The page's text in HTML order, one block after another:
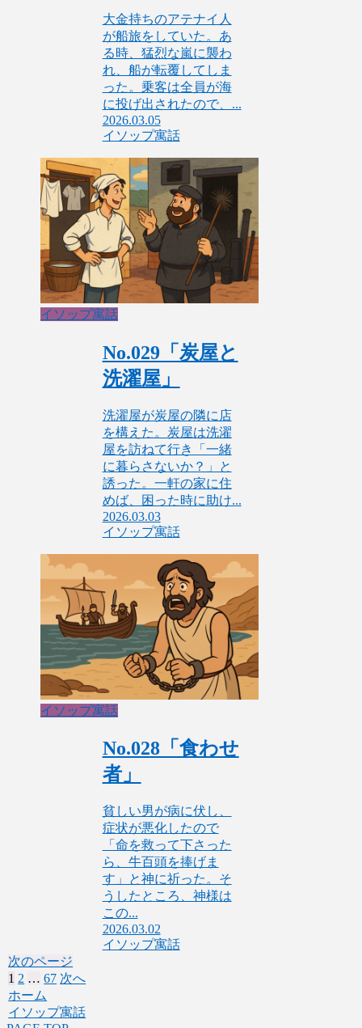
大金持ちのアテナイ人
が船旅をしていた。あ
る時、猛烈な嵐に襲わ
れ、船が転覆してしま
った。乗客は全員が海
に投げ出されたので、...
2026.03.05
イソップ寓話
イソップ寓話
No.029「炭屋と
洗濯屋」
洗濯屋が炭屋の隣に店
を構えた。炭屋は洗濯
屋を訪ねて行き「一緒
に暮らさないか？」と
誘った。一軒の家に住
めば、困った時に助け...
2026.03.03
イソップ寓話
イソップ寓話
No.028「食わせ
者」
貧しい男が病に伏し、
症状が悪化したので
「命を救って下さった
ら、牛百頭を捧げま
す」と神に祈った。そ
うしたところ、神様は
この...
2026.03.02
イソップ寓話
次のページ
1 2 … 67 次へ
ホーム
イソップ寓話